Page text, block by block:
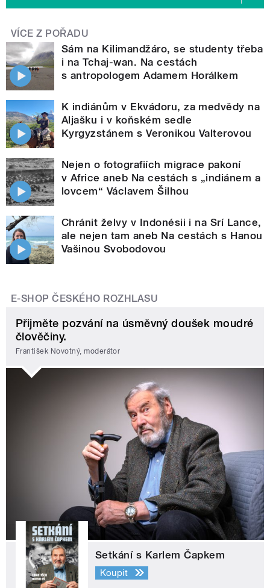
VÍCE Z POŘADU
Sám na Kilimandžáro, se studenty třeba
i na Tchaj-wan. Na cestách
s antropologem Adamem Horálkem
K indiánům v Ekvádoru, za medvědy na
Aljašku i v koňském sedle
Kyrgyzstánem s Veronikou Valterovou
Nejen o fotografiích migrace pakoní
v Africe aneb Na cestách s „indiánem a
lovcem“ Václavem Šilhou
Chránit želvy v Indonésii i na Srí Lance,
ale nejen tam aneb Na cestách s Hanou
Vašinou Svobodovou
E-SHOP ČESKÉHO ROZHLASU
Přijměte pozvání na úsměvný doušek moudré
člověčiny.
František Novotný, moderátor
Setkání s Karlem Čapkem
Koupit